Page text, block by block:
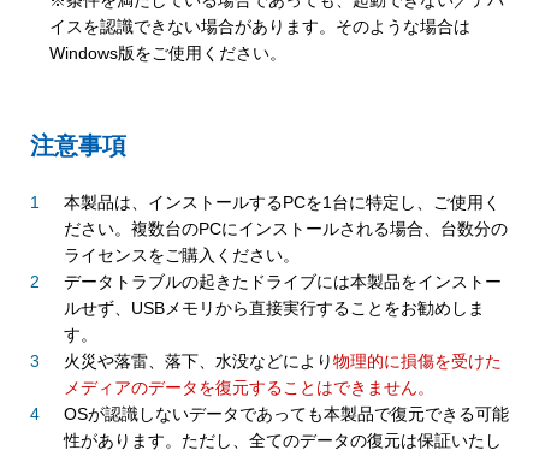
イスを認識できない場合があります。そのような場合は
Windows版をご使用ください。
注意事項
本製品は、インストールするPCを1台に特定し、ご使用く
ださい。複数台のPCにインストールされる場合、台数分の
ライセンスをご購入ください。
データトラブルの起きたドライブには本製品をインストー
ルせず、USBメモリから直接実行することをお勧めしま
す。
火災や落雷、落下、水没などにより物理的に損傷を受けた
メディアのデータを復元することはできません。
OSが認識しないデータであっても本製品で復元できる可能
性があります。ただし、全てのデータの復元は保証いたし